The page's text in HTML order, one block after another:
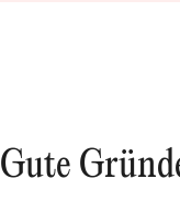
Gute